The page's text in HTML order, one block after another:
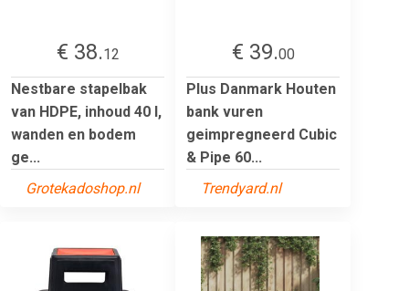
€ 38.12
Nestbare stapelbak
van HDPE, inhoud 40 l,
wanden en bodem
ge...
Grotekadoshop.nl
€ 39.00
Plus Danmark Houten
bank vuren
geimpregneerd Cubic
& Pipe 60...
Trendyard.nl